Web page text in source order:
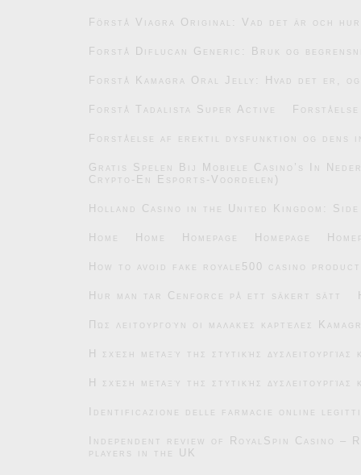
Förstå Viagra Original: Vad det är och
Forstå Diflucan Generic: Bruk og
Forstå Kamagra Oral Jelly: Hvad det er,
Forstå Tadalista Super Active
Forståelse af erektil dysfunktion og dens
Gratis Spelen Bij Mobiele Casino’s In
Crypto-En Esports-Voordelen)
Holland Casino in the United Kingdom:
Home Home Homepage Homepage
How to avoid fake royale500 casino
Hur man tar Cenforce på ett säkert sätt
Πώς λειτουργούν οι μαλακές καρτέλες
Η σχέση μεταξύ της στυτικής
Η σχέση μεταξύ της στυτικής
Identificazione delle farmacie online
Independent review of RoyalSpin Casino
players in the UK